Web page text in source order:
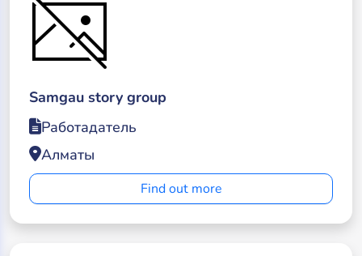
Samgau story group
Работадатель
Алматы
Find out more